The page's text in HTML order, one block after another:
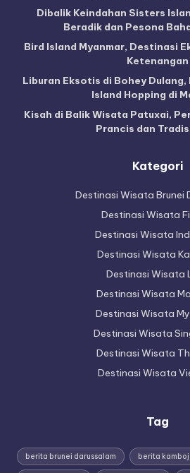
Dibalik Keindahan Sisters
Beradik dan Pesona
Bird Island Myanmar, Destinasi
Ketenangan
Liburan Eksotis di Bohey
Island Hopping di
Kisah di Balik Wisata Patuxai,
Prancis dan
Kategori
Destinasi Wisata Brunei
Destinasi Wisata
Destinasi Wisata
Destinasi Wisata
Destinasi Wisata
Destinasi Wisata
Destinasi Wisata
Destinasi Wisata
Destinasi Wisata
Destinasi Wisata
Tag
berita brunei darussalam berita